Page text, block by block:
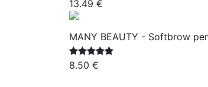
13.49 €
MANY BEAUTY - Softbrow
8.50 €